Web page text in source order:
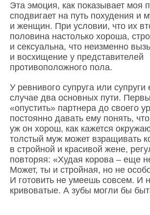
Эта эмоция, как показывает моя
сподвигает на путь похудения и
и женщин. При условии, что их
половина настолько хороша,
и сексуальна, что неизменно
и восхищение у представителей
противоположного пола.
У ревнивого супруга или супруги
случае два основных пути.
«опустить» партнера до своего
постоянно давать ему понять,
уж он хорош, как кажется
толстый муж может взращивать
в стройной и красивой жене,
повторяя: «Худая корова – еще
Может, ты и стройная, но не
И готовить не умеешь совсем. И
кривоватые. А зубы могли бы